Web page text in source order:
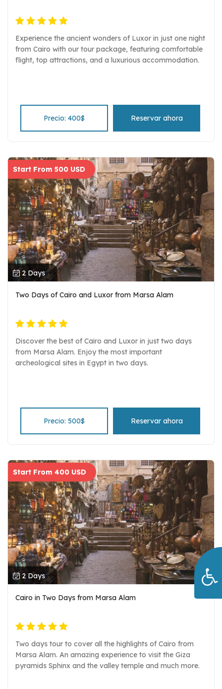
Experience the ancient wonders of Luxor in just one night
from Cairo with our tour package, featuring comfortable
flight, top attractions, and a luxurious accommodation.
Precio: 400$ Reservar ahora
Start From 500 USD
2 Days
Two Days of Cairo and Luxor from Marsa Alam
Discover the best of Cairo and Luxor in just two days
from Marsa Alam. Enjoy the most important
archeological sites in Egypt in two days.
Precio: 500$ Reservar ahora
Start From 400 USD
2 Days
Cairo in Two Days from Marsa Alam
Two days tour to cover all the highlights of Cairo from
Marsa Alam. An amazing experience to visit the Giza
pyramids Sphinx and the valley temple and much more.